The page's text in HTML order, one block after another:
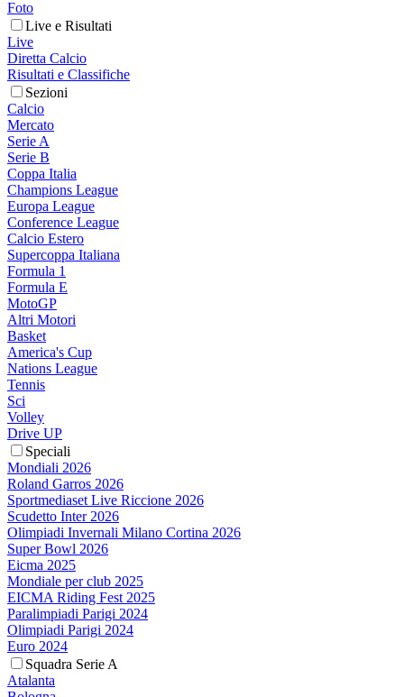
Foto
Live e Risultati
Live
Diretta Calcio
Risultati e Classifiche
Sezioni
Calcio
Mercato
Serie A
Serie B
Coppa Italia
Champions League
Europa League
Conference League
Calcio Estero
Supercoppa Italiana
Formula 1
Formula E
MotoGP
Altri Motori
Basket
America's Cup
Nations League
Tennis
Sci
Volley
Drive UP
Speciali
Mondiali 2026
Roland Garros 2026
Sportmediaset Live Riccione 2026
Scudetto Inter 2026
Olimpiadi Invernali Milano Cortina 2026
Super Bowl 2026
Eicma 2025
Mondiale per club 2025
EICMA Riding Fest 2025
Paralimpiadi Parigi 2024
Olimpiadi Parigi 2024
Euro 2024
Squadra Serie A
Atalanta